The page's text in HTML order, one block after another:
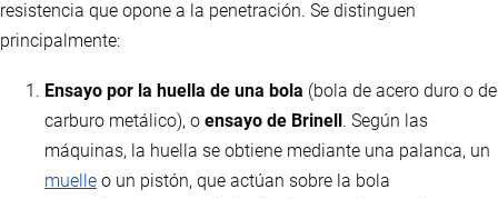
resistencia que opone a la penetración. Se distinguen
principalmente:
Ensayo por la huella de una bola (bola de acero duro o de
carburo metálico), o ensayo de Brinell . Según las
máquinas, la huella se obtiene mediante una palanca, un
muelle o un pistón, que actúan sobre la bola